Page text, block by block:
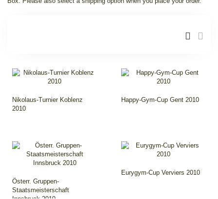
Nikolaus-Turnier Koblenz
2010
Happy-Gym-Cup Gent 2010
Österr. Gruppen-
Staatsmeisterschaft
Eurygym-Cup Verviers 2010